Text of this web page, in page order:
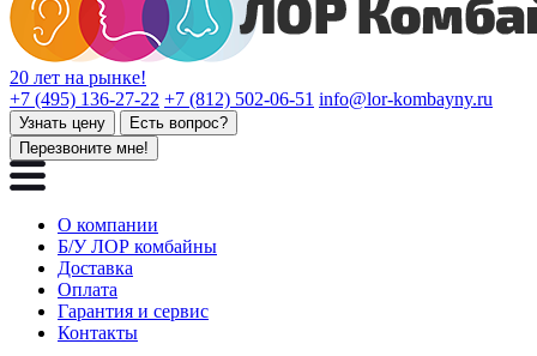
20 лет на рынке!
+7 (495) 136-27-22 +7 (812) 502-06-51 info@lor-kombayny.ru
Узнать цену
Есть вопрос?
Перезвоните мне!
О компании
Б/У ЛОР комбайны
Доставка
Оплата
Гарантия и сервис
Контакты